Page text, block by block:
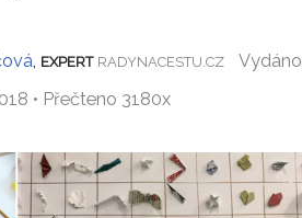
EXPERT RADYNACESTU.CZ
Vydáno
• Přečteno 3180x